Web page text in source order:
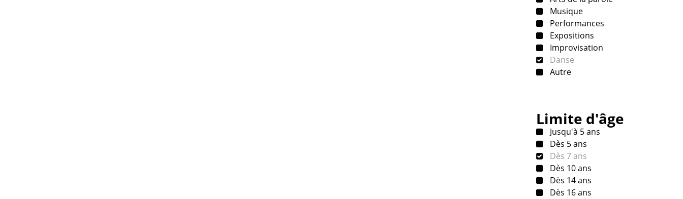
Musique
Performances
Expositions
Improvisation
Danse
Autre
Limite d'âge
Jusqu'à 5 ans
Dès 5 ans
Dès 7 ans
Dès 10 ans
Dès 14 ans
Dès 16 ans